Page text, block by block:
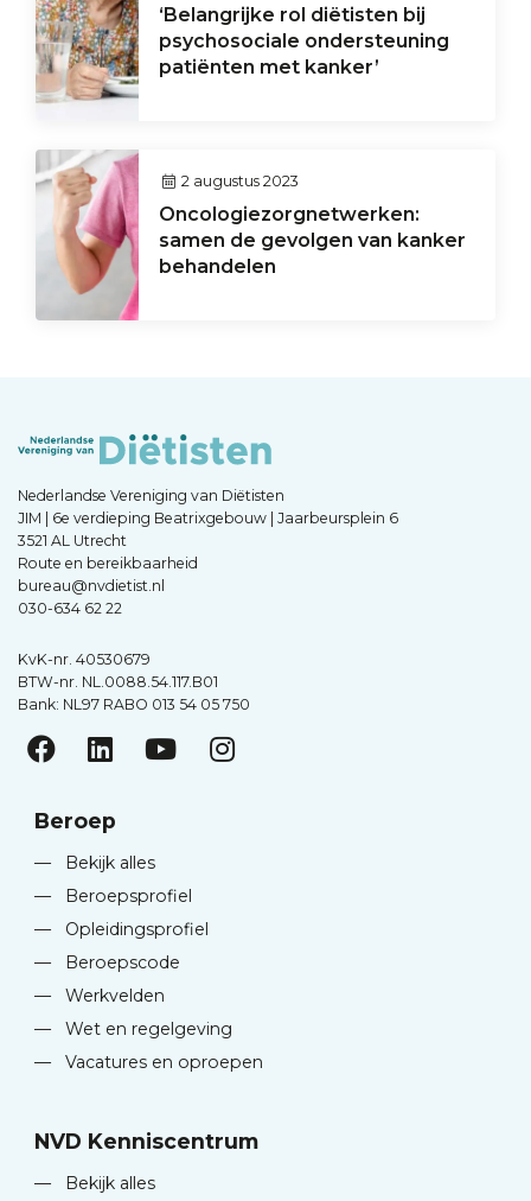
‘Belangrijke rol diëtisten bij
psychosociale ondersteuning
patiënten met kanker’
2 augustus 2023
Oncologiezorgnetwerken:
samen de gevolgen van kanker
behandelen
Nederlandse Vereniging van Diëtisten
JIM | 6e verdieping Beatrixgebouw | Jaarbeursplein 6
3521 AL Utrecht
Route en bereikbaarheid
bureau@nvdietist.nl
030-634 62 22
KvK-nr. 40530679
BTW-nr. NL.0088.54.117.B01
Bank: NL97 RABO 013 54 05 750
Beroep
—
Bekijk alles
—
Beroepsprofiel
—
Opleidingsprofiel
—
Beroepscode
—
Werkvelden
—
Wet en regelgeving
—
Vacatures en oproepen
NVD Kenniscentrum
—
Bekijk alles